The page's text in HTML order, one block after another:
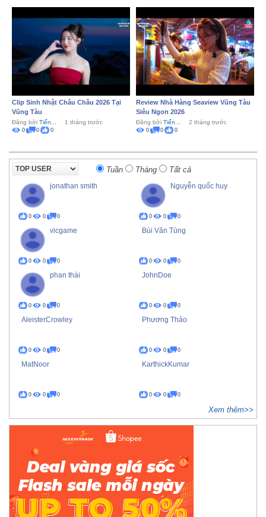
Clip Sinh Nhật Châu Châu 2026 Tại
Vũng Tàu
Đăng bởi Tiến... 1 tháng trước
0 0 0
Review Nhà Hàng Seaview Vũng Tàu
Siêu Ngon 2026
Đăng bởi Tiến... 2 tháng trước
0 0 0
Tuần Tháng Tất cả
jonathan smith
0 0 0
Nguyễn quốc huy
0 0 0
vicgame
0 0 0
Bùi Văn Tùng
0 0 0
phan thái
0 0 0
JohnDoe
0 0 0
AleisterCrowley
0 0 0
Phương Thảo
0 0 0
MatNoor
0 0 0
KarthickKumar
0 0 0
Xem thêm>>